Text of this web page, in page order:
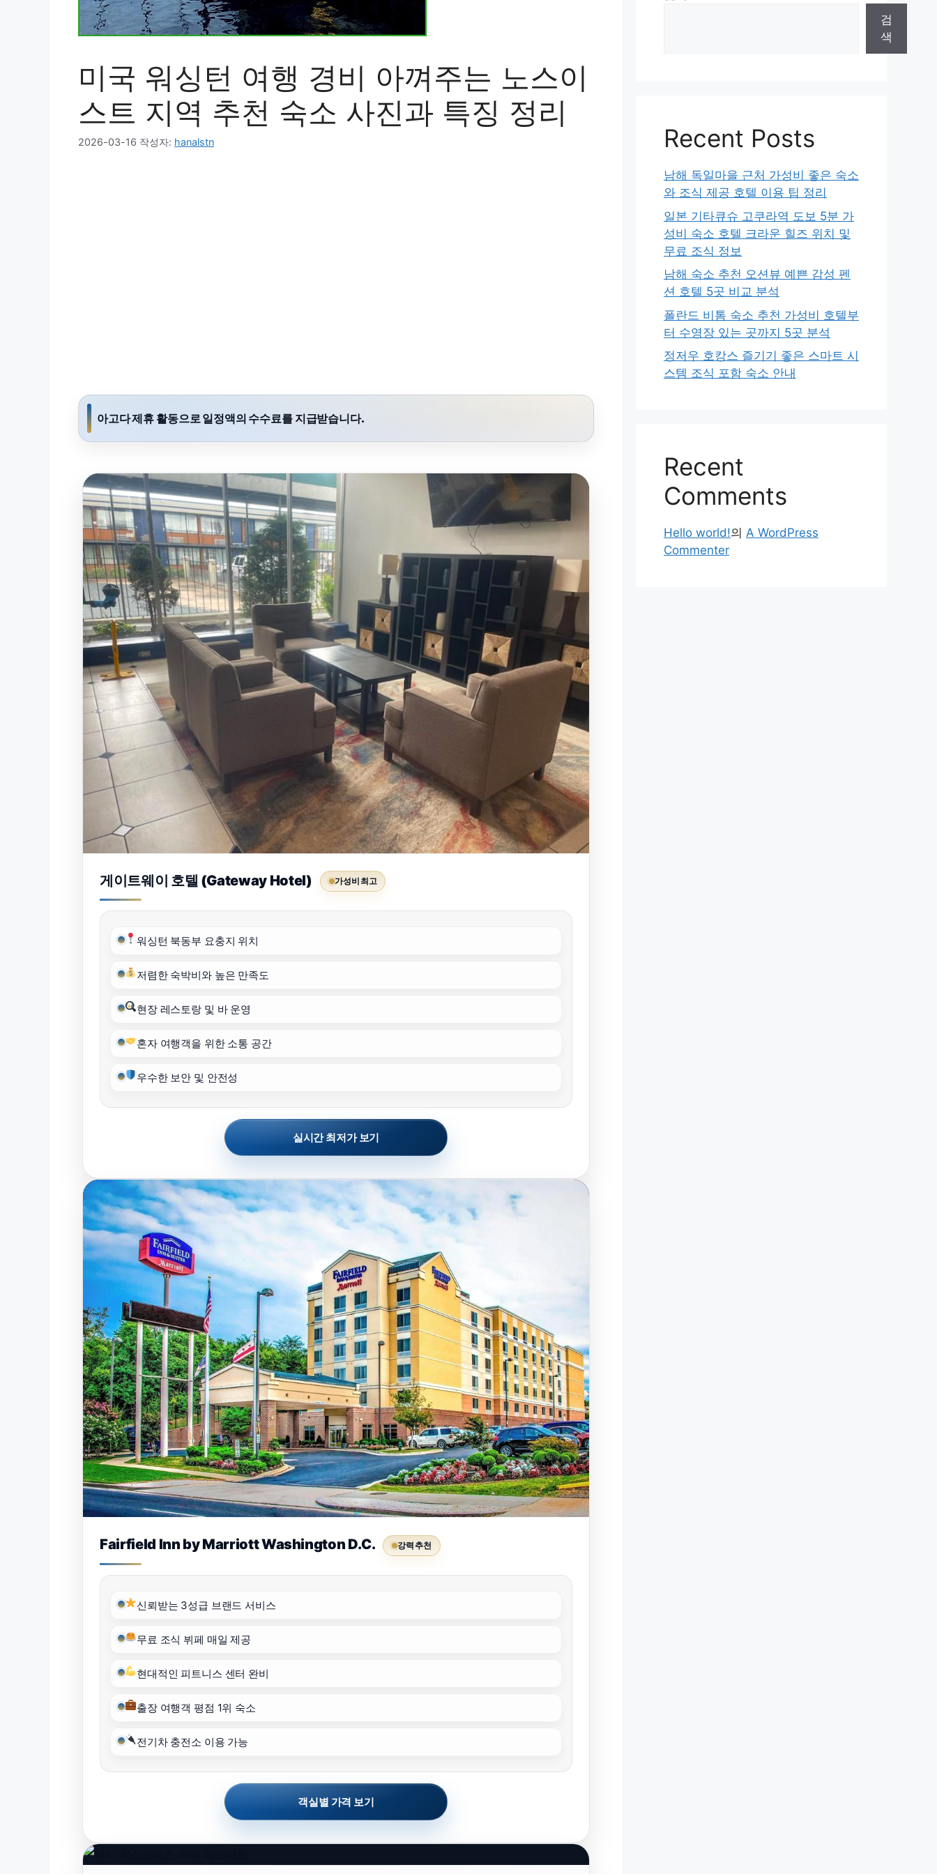
미국 워싱턴 여행 경비 아껴주는 노스이
스트 지역 추천 숙소 사진과 특징 정리
2026-03-16 작성자: hanalstn
아고다 제휴 활동으로 일정액의 수수료를 지급받습니다.
게이트웨이 호텔 (Gateway Hotel) 가성비 최고
워싱턴 북동부 요충지 위치
저렴한 숙박비와 높은 만족도
현장 레스토랑 및 바 운영
혼자 여행객을 위한 소통 공간
우수한 보안 및 안전성
실시간 최저가 보기
Fairfield Inn by Marriott Washington D.C. 강력 추천
신뢰받는 3성급 브랜드 서비스
무료 조식 뷔페 매일 제공
현대적인 피트니스 센터 완비
출장 여행객 평점 1위 숙소
전기차 충전소 이용 가능
객실별 가격 보기
검
색
Recent Posts
남해 독일마을 근처 가성비 좋은 숙소
와 조식 제공 호텔 이용 팁 정리
일본 기타큐슈 고쿠라역 도보 5분 가
성비 숙소 호텔 크라운 힐즈 위치 및
무료 조식 정보
남해 숙소 추천 오션뷰 예쁜 감성 펜
션 호텔 5곳 비교 분석
폴란드 비톰 숙소 추천 가성비 호텔부
터 수영장 있는 곳까지 5곳 분석
정저우 호캉스 즐기기 좋은 스마트 시
스템 조식 포함 숙소 안내
Recent
Comments
Hello world!의 A WordPress
Commenter